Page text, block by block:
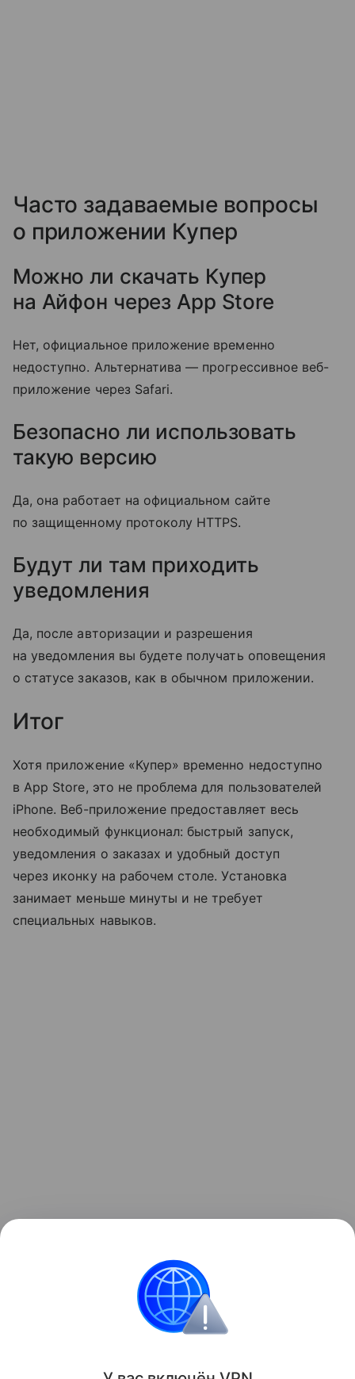
Часто задаваемые вопросы
о приложении Купер
Можно ли скачать Купер
на Айфон через App Store
Нет, официальное приложение временно
недоступно. Альтернатива — прогрессивное веб-
приложение через Safari.
Безопасно ли использовать
такую версию
Да, она работает на официальном сайте
по защищенному протоколу HTTPS.
Будут ли там приходить
уведомления
Да, после авторизации и разрешения
на уведомления вы будете получать оповещения
о статусе заказов, как в обычном приложении.
Итог
Хотя приложение «Купер» временно недоступно
в App Store, это не проблема для пользователей
iPhone. Веб-приложение предоставляет весь
необходимый функционал: быстрый запуск,
уведомления о заказах и удобный доступ
через иконку на рабочем столе. Установка
занимает меньше минуты и не требует
специальных навыков.
Просто откройте Safari, перейдите на web.kuper.ru,
добавьте сайт на экран «Домой» — и вы снова
можете заказывать доставку с «Купером» в один
Поделиться